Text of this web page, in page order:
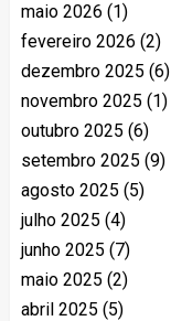
maio 2026 (1)
fevereiro 2026 (2)
dezembro 2025 (6)
novembro 2025 (1)
outubro 2025 (6)
setembro 2025 (9)
agosto 2025 (5)
julho 2025 (4)
junho 2025 (7)
maio 2025 (2)
abril 2025 (5)